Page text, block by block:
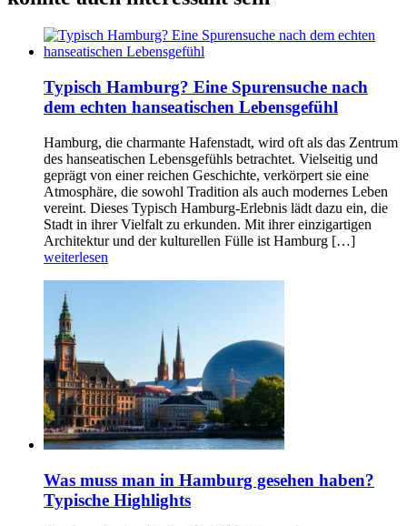
Typisch Hamburg? Eine Spurensuche nach
dem echten hanseatischen Lebensgefühl
Hamburg, die charmante Hafenstadt, wird oft als das Zentrum
des hanseatischen Lebensgefühls betrachtet. Vielseitig und
geprägt von einer reichen Geschichte, verkörpert sie eine
Atmosphäre, die sowohl Tradition als auch modernes Leben
vereint. Dieses Typisch Hamburg-Erlebnis lädt dazu ein, die
Stadt in ihrer Vielfalt zu erkunden. Mit ihrer einzigartigen
Architektur und der kulturellen Fülle ist Hamburg […]
weiterlesen
Was muss man in Hamburg gesehen haben?
Typische Highlights